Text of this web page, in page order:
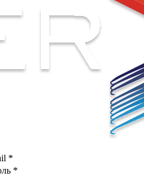
*
*